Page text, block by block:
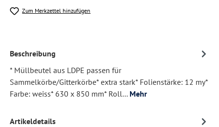
Zum Merkzettel hinzufügen
Beschreibung
* Müllbeutel aus LDPE passen für
Sammelkörbe/Gitterkörbe* extra stark* Folienstärke: 12 my*
Farbe: weiss* 630 x 850 mm* Roll… Mehr
Artikeldetails